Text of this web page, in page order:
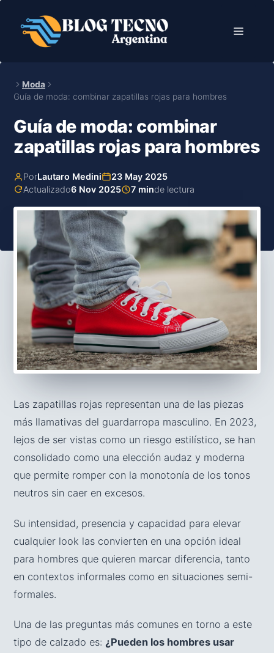
contenido
Menú
Moda
Guía de moda: combinar zapatillas rojas para hombres
Guía de moda: combinar
zapatillas rojas para hombres
PorLautaro Medini
23 May 2025
Actualizado6 Nov 2025 7 minde lectura
Las zapatillas rojas representan una de las piezas
más llamativas del guardarropa masculino. En 2023,
lejos de ser vistas como un riesgo estilístico, se han
consolidado como una elección audaz y moderna
que permite romper con la monotonía de los tonos
neutros sin caer en excesos.
Su intensidad, presencia y capacidad para elevar
cualquier look las convierten en una opción ideal
para hombres que quieren marcar diferencia, tanto
en contextos informales como en situaciones semi-
formales.
Una de las preguntas más comunes en torno a este
tipo de calzado es: ¿Pueden los hombres usar